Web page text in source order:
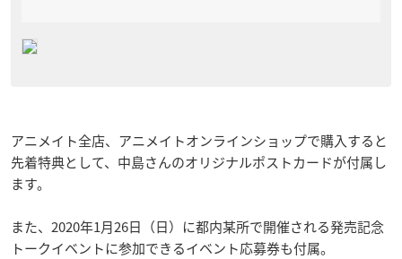
アニメイト全店、アニメイトオンラインショップで購入すると
先着特典として、中島さんのオリジナルポストカードが付属し
ます。
また、2020年1月26日（日）に都内某所で開催される発売記念
トークイベントに参加できるイベント応募券も付属。